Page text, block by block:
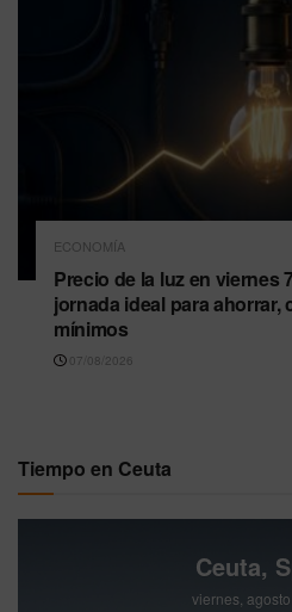
ECONOMÍA
Precio de la luz en viernes
jornada ideal para ahorrar,
mínimos
07/08/2026
Tiempo en Ceuta
Ceuta,
viernes,